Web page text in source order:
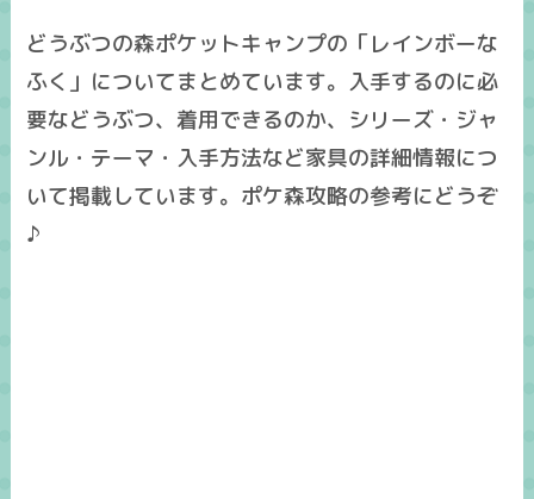
どうぶつの森ポケットキャンプの「レインボーな
ふく」についてまとめています。入手するのに必
要などうぶつ、着用できるのか、シリーズ・ジャ
ンル・テーマ・入手方法など家具の詳細情報につ
いて掲載しています。ポケ森攻略の参考にどうぞ
♪